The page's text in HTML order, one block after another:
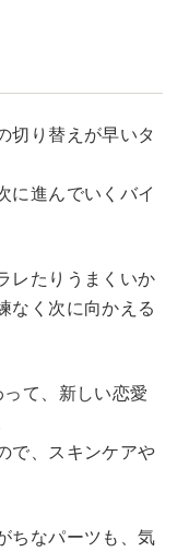
切り替えが早いタ
に進んでいくバイ
レたりうまくいか
なく次に向かえる
て、新しい恋愛
で、スキンケアや
ちなパーツも、気